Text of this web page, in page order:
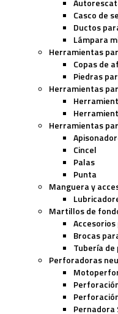
Casco de
Ductos
Lámpara
Herramientas
Copas de
Piedras
Herramientas
Herramientas
Cincel
Palas
Punta
Manguera y
Martillos de
Brocas
Tubería
Perforadoras
Pernadora